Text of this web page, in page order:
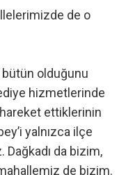
de o
bütün olduğunu
hizmetlerinde
hareket ettiklerinin
yalnızca ilçe
da bizim,
de bizim.